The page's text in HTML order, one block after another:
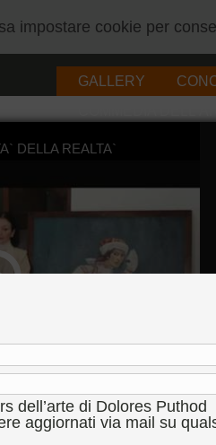
impostare cookie per
GALLERY
DELLA REALTA`
dell’arte di Dolores Puthod
aggiornati via mail su